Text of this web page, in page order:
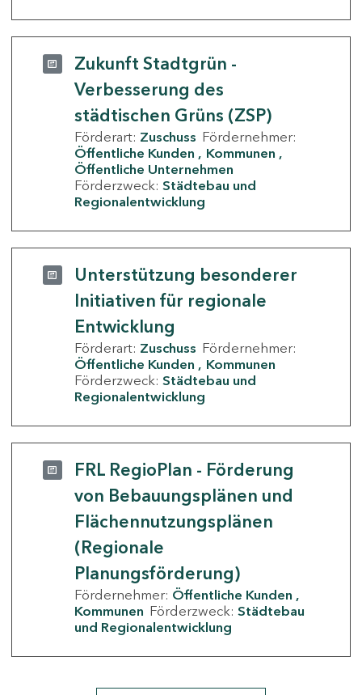
Zukunft Stadtgrün -
Verbesserung des
städtischen Grüns (ZSP)
Förderart: Zuschuss Fördernehmer:
Öffentliche Kunden
Kommunen
Öffentliche Unternehmen
Förderzweck: Städtebau und
Regionalentwicklung
Unterstützung besonderer
Initiativen für regionale
Entwicklung
Förderart: Zuschuss Fördernehmer:
Öffentliche Kunden
Kommunen
Förderzweck: Städtebau und
Regionalentwicklung
FRL RegioPlan - Förderung
von Bebauungsplänen und
Flächennutzungsplänen
(Regionale
Planungsförderung)
Fördernehmer: Öffentliche Kunden
Kommunen Förderzweck: Städtebau
und Regionalentwicklung